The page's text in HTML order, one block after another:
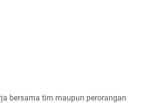
bersama tim maupun perorangan